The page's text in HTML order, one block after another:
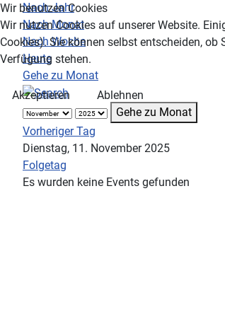
Nach Jahr
Nach Monat
Nach Woche
Heute
Gehe zu Monat
Gehe zu Monat
Vorheriger Tag
Dienstag, 11. November 2025
Folgetag
Es wurden keine Events gefunden
Wir benutzen Cookies
Wir nutzen Cookies auf unserer Website.
Cookies). Sie können selbst entscheiden,
Verfügung stehen.
Akzeptieren
Ablehnen